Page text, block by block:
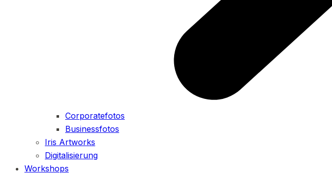
Corporatefotos
Businessfotos
Iris Artworks
Digitalisierung
Workshops